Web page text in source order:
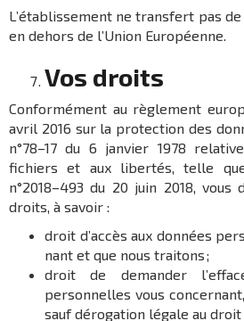
L’établissement ne trans­fert pas
en dehors de l’Union Euro­péenne.
Vos droits
Confor­mé­ment au règle­ment
avril 2016 sur la protec­tion des
n°78–17 du 6 janvier 1978
fichiers et aux liber­tés, telle
n°2018–493 du 20 juin 2018,
droits, à savoir :
droit d’ac­cès aux données
nant et que nous trai­tons ;
droit de deman­der
person­nelles vous
sauf déro­ga­tion légale au droit